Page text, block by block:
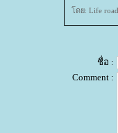
ดย: Life
ชื่อ :
Comment :